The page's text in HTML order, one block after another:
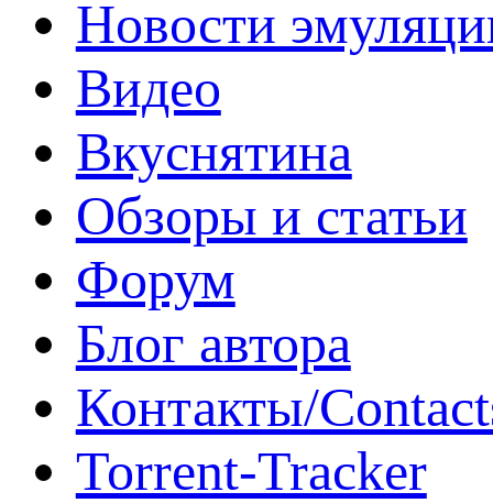
Новости
Видео
Вкуснятина
Обзоры и статьи
Форум
Блог автора
Контакты/
Torrent-Tracker